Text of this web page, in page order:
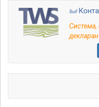
основному
содержанию
Система,